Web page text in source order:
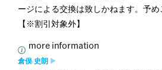
ージによる交換は致しかねます。予め
【※割引対象外】
more information
倉俣 史朗